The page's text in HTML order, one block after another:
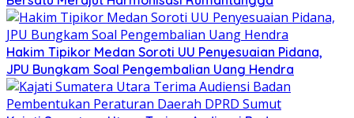
Hakim Tipikor Medan Soroti UU Penyesuaian Pidana,
JPU Bungkam Soal Pengembalian Uang Hendra